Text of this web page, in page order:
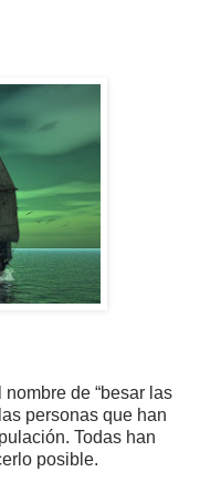
de “besar las
personas que han
Todas han
posible.